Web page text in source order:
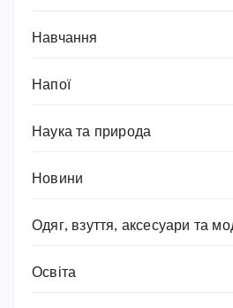
Навчання
Напої
Наука та природа
Новини
Одяг, взуття, аксесуари та
Освіта